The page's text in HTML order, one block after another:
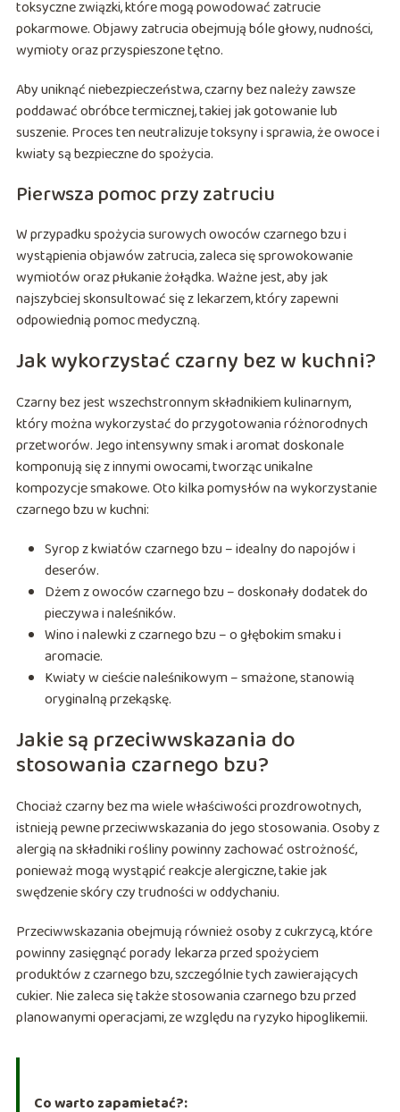
toksyczne związki, które mogą powodować zatrucie
pokarmowe. Objawy zatrucia obejmują bóle głowy, nudności,
wymioty oraz przyspieszone tętno.
Aby uniknąć niebezpieczeństwa, czarny bez należy zawsze
poddawać obróbce termicznej, takiej jak gotowanie lub
suszenie. Proces ten neutralizuje toksyny i sprawia, że owoce i
kwiaty są bezpieczne do spożycia.
Pierwsza pomoc przy zatruciu
W przypadku spożycia surowych owoców czarnego bzu i
wystąpienia objawów zatrucia, zaleca się sprowokowanie
wymiotów oraz płukanie żołądka. Ważne jest, aby jak
najszybciej skonsultować się z lekarzem, który zapewni
odpowiednią pomoc medyczną.
Jak wykorzystać czarny bez w kuchni?
Czarny bez jest wszechstronnym składnikiem kulinarnym,
który można wykorzystać do przygotowania różnorodnych
przetworów. Jego intensywny smak i aromat doskonale
komponują się z innymi owocami, tworząc unikalne
kompozycje smakowe. Oto kilka pomysłów na wykorzystanie
czarnego bzu w kuchni:
Syrop z kwiatów czarnego bzu – idealny do napojów i
deserów.
Dżem z owoców czarnego bzu – doskonały dodatek do
pieczywa i naleśników.
Wino i nalewki z czarnego bzu – o głębokim smaku i
aromacie.
Kwiaty w cieście naleśnikowym – smażone, stanowią
oryginalną przekąskę.
Jakie są przeciwwskazania do
stosowania czarnego bzu?
Chociaż czarny bez ma wiele właściwości prozdrowotnych,
istnieją pewne przeciwwskazania do jego stosowania. Osoby z
alergią na składniki rośliny powinny zachować ostrożność,
ponieważ mogą wystąpić reakcje alergiczne, takie jak
swędzenie skóry czy trudności w oddychaniu.
Przeciwwskazania obejmują również osoby z cukrzycą, które
powinny zasięgnąć porady lekarza przed spożyciem
produktów z czarnego bzu, szczególnie tych zawierających
cukier. Nie zaleca się także stosowania czarnego bzu przed
planowanymi operacjami, ze względu na ryzyko hipoglikemii.
Co warto zapamietać?: